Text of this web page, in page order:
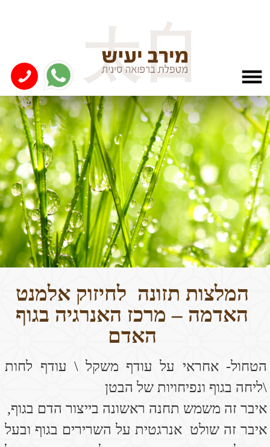
המלצות תזונה לחיזוק אלמנט
האדמה – מרכז האנרגיה בגוף
האדם
הטחול- אחראי על עודף משקל \ עודף לחות
איבר זה משמש תחנה ראשונה בייצור הדם בגוף,
איבר זה שולט אנרגטית על השרירים בגוף ובעל
משקל משמעותי בתפקוד של מערכת העיכול
ומערכת החיסון על פי הרפואה הסינית
גורמים תזונתיים ללחות וליחה שרצוי להימנע
1. מזון מקרר ומתוק מידי – סוכרים – מתוקים –
גלידות- עוגות -קורנפלקס
2. גבינות חלב פרה, קמח לבן ומוצריו, בוטנים